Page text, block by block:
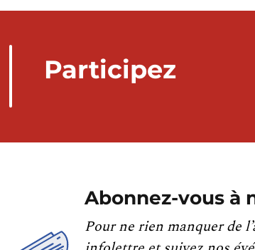
Participez
Abonnez-vous à
Pour ne rien manquer de